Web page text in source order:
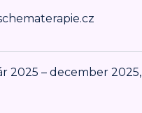
2025 – december 2025,